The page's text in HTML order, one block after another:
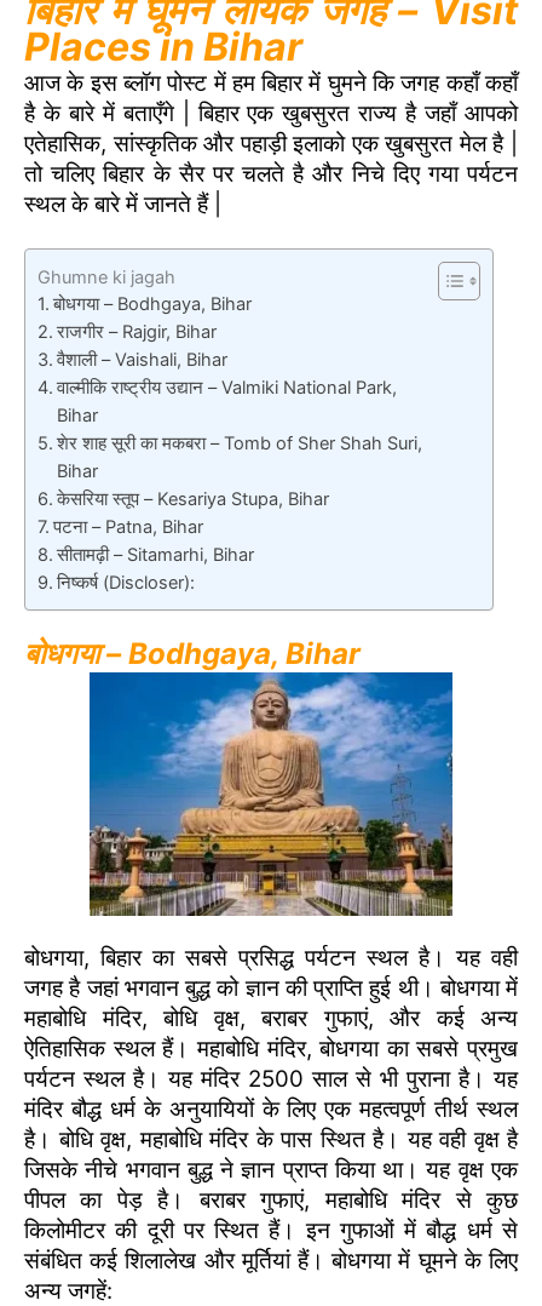
बिहार में घूमने लायक जगह – Visit
Places in Bihar
आज के इस ब्लॉग पोस्ट में हम बिहार में घुमने कि जगह कहाँ कहाँ
है के बारे में बताएँगे | बिहार एक खुबसुरत राज्य है जहाँ आपको
एतेहासिक, सांस्कृतिक और पहाड़ी इलाको एक खुबसुरत मेल है |
तो चलिए बिहार के सैर पर चलते है और निचे दिए गया पर्यटन
स्थल के बारे में जानते हैं |
Ghumne ki jagah
बोधगया – Bodhgaya, Bihar
राजगीर – Rajgir, Bihar
वैशाली – Vaishali, Bihar
वाल्मीकि राष्ट्रीय उद्यान – Valmiki National Park,
Bihar
शेर शाह सूरी का मकबरा – Tomb of Sher Shah Suri,
Bihar
केसरिया स्तूप – Kesariya Stupa, Bihar
पटना – Patna, Bihar
सीतामढ़ी – Sitamarhi, Bihar
निष्कर्ष (Discloser):
बोधगया – Bodhgaya, Bihar
बोधगया, बिहार का सबसे प्रसिद्ध पर्यटन स्थल है। यह वही
जगह है जहां भगवान बुद्ध को ज्ञान की प्राप्ति हुई थी। बोधगया में
महाबोधि मंदिर, बोधि वृक्ष, बराबर गुफाएं, और कई अन्य
ऐतिहासिक स्थल हैं। महाबोधि मंदिर, बोधगया का सबसे प्रमुख
पर्यटन स्थल है। यह मंदिर 2500 साल से भी पुराना है। यह
मंदिर बौद्ध धर्म के अनुयायियों के लिए एक महत्वपूर्ण तीर्थ स्थल
है। बोधि वृक्ष, महाबोधि मंदिर के पास स्थित है। यह वही वृक्ष है
जिसके नीचे भगवान बुद्ध ने ज्ञान प्राप्त किया था। यह वृक्ष एक
पीपल का पेड़ है। बराबर गुफाएं, महाबोधि मंदिर से कुछ
किलोमीटर की दूरी पर स्थित हैं। इन गुफाओं में बौद्ध धर्म से
संबंधित कई शिलालेख और मूर्तियां हैं। बोधगया में घूमने के लिए
अन्य जगहें: